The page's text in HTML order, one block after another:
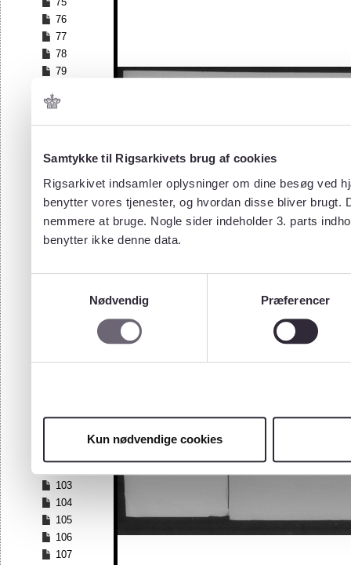
Samtykke til Rigsarkivets brug af cookies
Rigsarkivet indsamler oplysninger om dine besøg ved
benytter vores tjenester, og hvordan disse bliver
nemmere at bruge. Nogle sider indeholder 3. parts
benytter ikke denne data.
Nødvendig
Præferencer
Kun nødvendige cookies
76
77
78
79
81
82
84
86
87
88
89
96
99
103
104
105
106
107